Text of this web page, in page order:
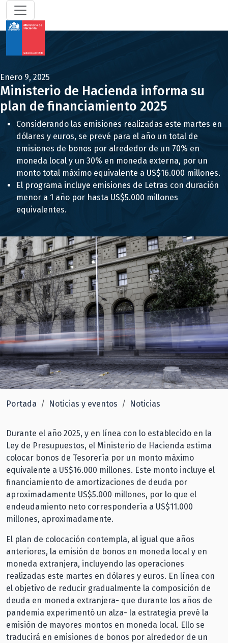
Enero 9, 2025
Ministerio de Hacienda informa su
plan de financiamiento 2025
Considerando las emisiones realizadas este martes en
dólares y euros, se prevé para el año un total de
emisiones de bonos por alrededor de un 70% en
moneda local y un 30% en moneda externa, por un
monto total máximo equivalente a US$16.000 millones.
El programa incluye emisiones de Letras con duración
menor a 1 año por hasta US$5.000 millones
equivalentes.
Portada Noticias y eventos Noticias
Durante el año 2025, y en línea con lo establecido en la
Ley de Presupuestos, el Ministerio de Hacienda estima
colocar bonos de Tesorería por un monto máximo
equivalente a US$16.000 millones. Este monto incluye el
financiamiento de amortizaciones de deuda por
aproximadamente US$5.000 millones, por lo que el
endeudamiento neto correspondería a US$11.000
millones, aproximadamente.
El plan de colocación contempla, al igual que años
anteriores, la emisión de bonos en moneda local y en
moneda extranjera, incluyendo las operaciones
realizadas este martes en dólares y euros. En línea con
el objetivo de reducir gradualmente la composición de
deuda en moneda extranjera- que durante los años de
pandemia experimentó un alza- la estrategia prevé la
emisión de mayores montos en moneda local. Ello se
traducirá en emisiones de bonos por alrededor de un